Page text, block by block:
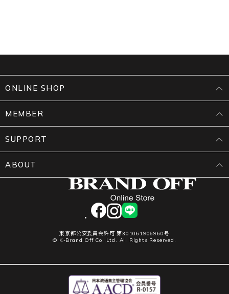
facebookinstagram
LINE
東京都公安委員会許可 第301061906960号
© K-Brand Off Co.,Ltd. All Rights Reserved.
ONLINE SHOP
MEMBER
SUPPORT
ABOUT